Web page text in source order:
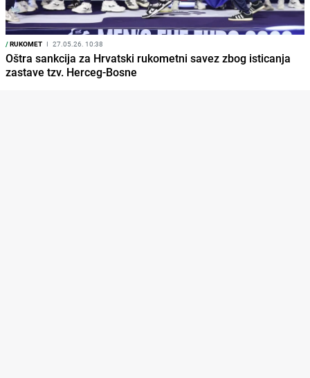
/RUKOMET I 27.05.26. 10:38
Oštra sankcija za Hrvatski rukometni savez zbog isticanja
zastave tzv. Herceg-Bosne